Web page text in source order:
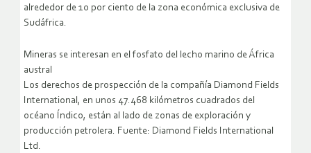
alrededor de 10 por ciento de la zona económica exclusiva de
Sudáfrica.
Mineras se interesan en el fosfato del lecho marino de África
austral
Los derechos de prospección de la compañía Diamond Fields
International, en unos 47.468 kilómetros cuadrados del
océano Índico, están al lado de zonas de exploración y
producción petrolera. Fuente: Diamond Fields International
Ltd.